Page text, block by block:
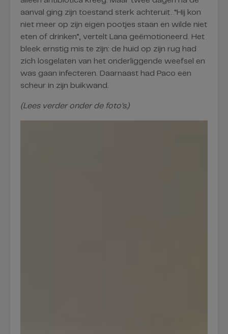
aanval ging zijn toestand sterk achteruit. “Hij kon
niet meer op zijn eigen pootjes staan en wilde niet
eten of drinken”, vertelt Lana geëmotioneerd. Het
bleek ernstig mis te zijn: de huid op zijn rug had
zich losgelaten van het onderliggende weefsel en
was gaan infecteren. Daarnaast had Paco een
scheur in zijn buikwand.
(Lees verder onder de foto’s.)